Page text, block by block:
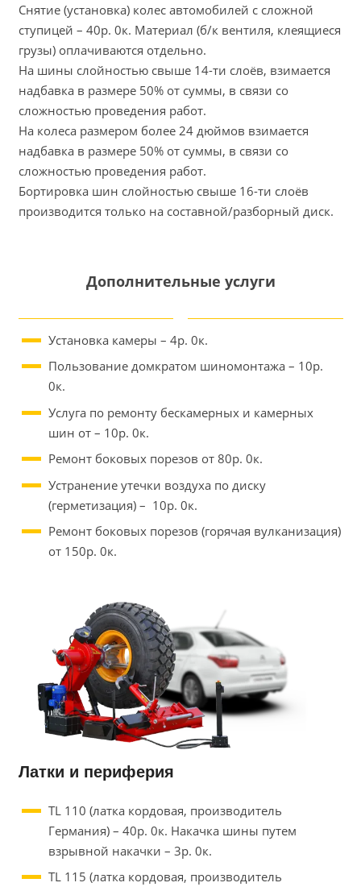
Снятие (установка) колес автомобилей с сложной
ступицей – 40р. 0к. Материал (б/к вентиля, клеящиеся
грузы) оплачиваются отдельно.
На шины слойностью свыше 14-ти слоёв, взимается
надбавка в размере 50% от суммы, в связи со
сложностью проведения работ.
На колеса размером более 24 дюймов взимается
надбавка в размере 50% от суммы, в связи со
сложностью проведения работ.
Бортировка шин слойностью свыше 16-ти слоёв
производится только на составной/разборный диск.
Дополнительные услуги
Установка камеры – 4р. 0к.
Пользование домкратом шиномонтажа – 10р.
0к.
Услуга по ремонту бескамерных и камерных
шин от – 10р. 0к.
Ремонт боковых порезов от 80р. 0к.
Устранение утечки воздуха по диску
(герметизация) – 10р. 0к.
Ремонт боковых порезов (горячая вулканизация)
от 150р. 0к.
Латки и периферия
TL 110 (латка кордовая, производитель
Германия) – 40р. 0к. Накачка шины путем
взрывной накачки – 3р. 0к.
TL 115 (латка кордовая, производитель